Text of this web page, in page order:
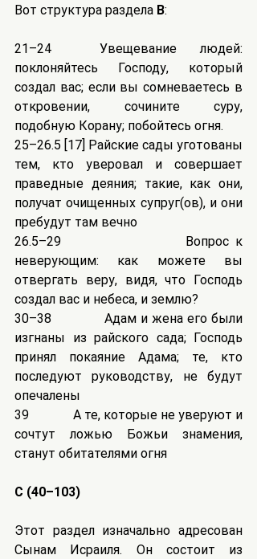
Вот структура раздела B:
21–24	Увещевание людей:
поклоняйтесь Господу, который
создал вас; если вы сомневаетесь в
откровении, сочините суру,
подобную Корану; побойтесь огня.
25–26.5 [17] Райские сады уготованы
тем, кто уверовал и совершает
праведные деяния; такие, как они,
получат очищенных супруг(ов), и они
пребудут там вечно
26.5–29	                 Вопрос к
неверующим: как можете вы
отвергать веру, видя, что Господь
создал вас и небеса, и землю?
30–38	      Адам и жена его были
изгнаны из райского сада; Господь
принял покаяние Адама; те, кто
последуют руководству, не будут
опечалены
39	        А те, которые не уверуют и
сочтут ложью Божьи знамения,
станут обитателями огня
C (40–103)
Этот раздел изначально адресован
Сынам Исраиля. Он состоит из